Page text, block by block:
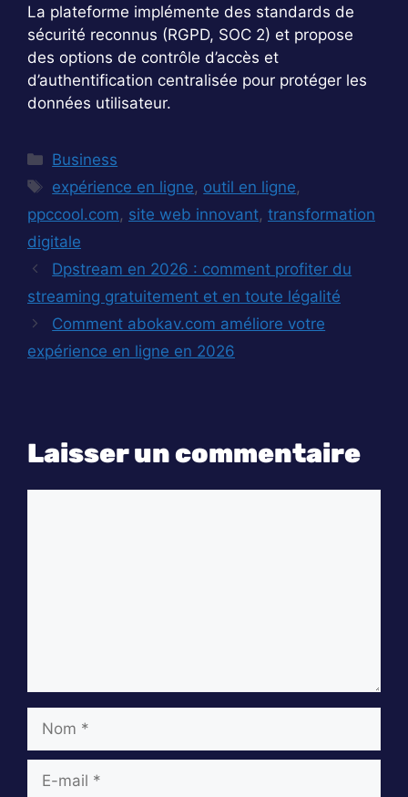
La plateforme implémente des standards de
sécurité reconnus (RGPD, SOC 2) et propose
des options de contrôle d’accès et
d’authentification centralisée pour protéger les
données utilisateur.
Catégories
Business
Étiquettes
expérience en ligne, outil en ligne,
ppccool.com, site web innovant, transformation
digitale
Dpstream en 2026 : comment profiter du
streaming gratuitement et en toute légalité
Comment abokav.com améliore votre
expérience en ligne en 2026
Laisser un commentaire
mail